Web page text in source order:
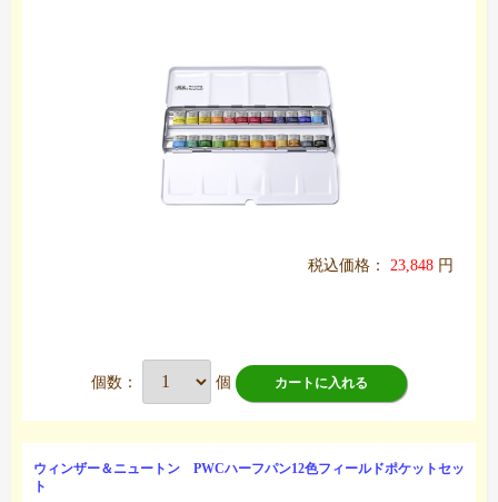
税込価格： 23,848 円
個数： 個 カートに入れる
ウィンザー＆ニュートン PWCハーフパン12色フィールドポケットセッ
ト